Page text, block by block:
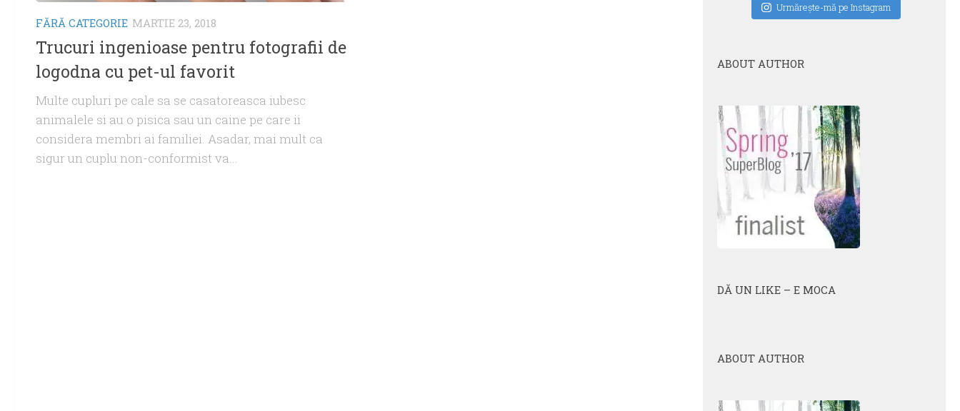
FĂRĂ CATEGORIE MARTIE 23, 2018
Trucuri ingenioase pentru fotografii de
logodna cu pet-ul favorit
Multe cupluri pe cale sa se casatoreasca iubesc
animalele si au o pisica sau un caine pe care ii
considera membri ai familiei. Asadar, mai mult ca
sigur un cuplu non-conformist va...
Urmăreşte-mă pe Instagram
ABOUT AUTHOR
DĂ UN LIKE – E MOCA
ABOUT AUTHOR